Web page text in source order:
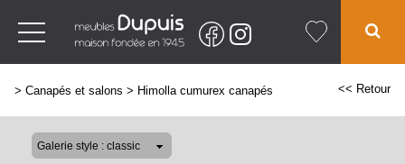
> Canapés et salons > Himolla cumurex canapés << Retour